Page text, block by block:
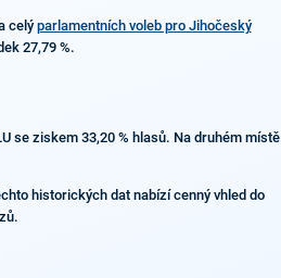
celý parlamentních voleb pro Jihočeský
27,79 %.
se ziskem 33,20 % hlasů. Na druhém místě
historických dat nabízí cenný vhled do